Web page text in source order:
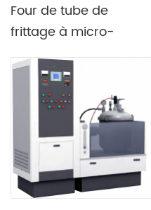
Four de tube de
frittage à micro-
ondes sous vide 1250C
avec écran tactile PLC